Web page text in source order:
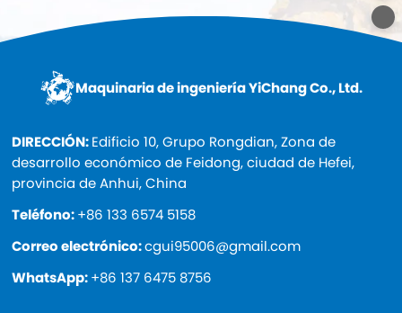
Maquinaria de ingeniería YiChang Co., Ltd.
DIRECCIÓN:Edificio 10, Grupo Rongdian, Zona de
desarrollo económico de Feidong, ciudad de Hefei,
provincia de Anhui, China
Teléfono:+86 133 6574 5158
Correo electrónico:cgui95006@gmail.com
WhatsApp:+86 137 6475 8756